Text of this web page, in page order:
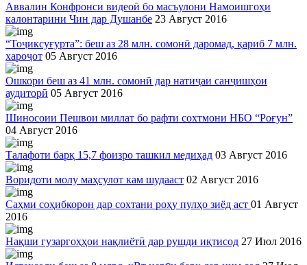
Аввалин Конфронси видеоӣ бо масъулони Намоишгоҳи
калонтарини Чин дар Душанбе 23 Август 2016
“Тоҷиксуғурта”: беш аз 28 млн. сомонӣ даромад, қариб 7 млн.
хароҷот 05 Август 2016
Ошкори беш аз 41 млн. сомонӣ дар натиҷаи санҷишҳои
аудиторӣ 05 Август 2016
Шиносоии Пешвои миллат бо рафти сохтмони НБО “Роғун”
04 Август 2016
Талафоти барқ 15,7 фоизро ташкил медиҳад 03 Август 2016
Воридоти молу маҳсулот кам шудааст 02 Август 2016
Саҳми соҳибкорон дар сохтани роҳу пулҳо зиёд аст 01 Август
2016
Нақши гузаргоҳҳои нақлиётӣ дар рушди иқтисод 27 Июл 2016